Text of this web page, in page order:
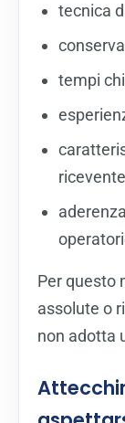
tecnica
tempi
ricevente
Per questo
assolute o
non adotta